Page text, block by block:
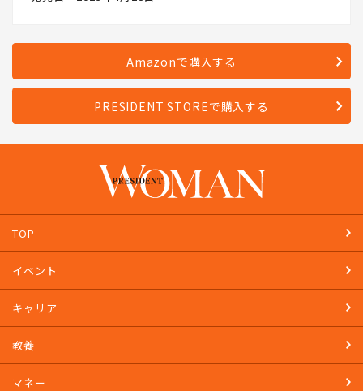
Amazonで購入する
PRESIDENT STOREで購入する
TOP
イベント
キャリア
教養
マネー